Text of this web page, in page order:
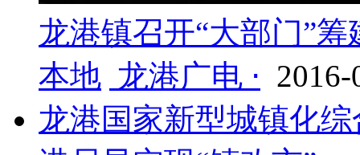
龙港镇召开“大部门”
本地 龙港广电 ⋅ 2016-
龙港国家新型城镇化